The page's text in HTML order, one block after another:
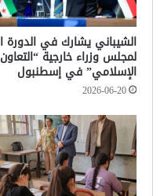
لمجلس وزراء خارجية “التعاون
الإسلامي” في إسطنبول
2026-06-20